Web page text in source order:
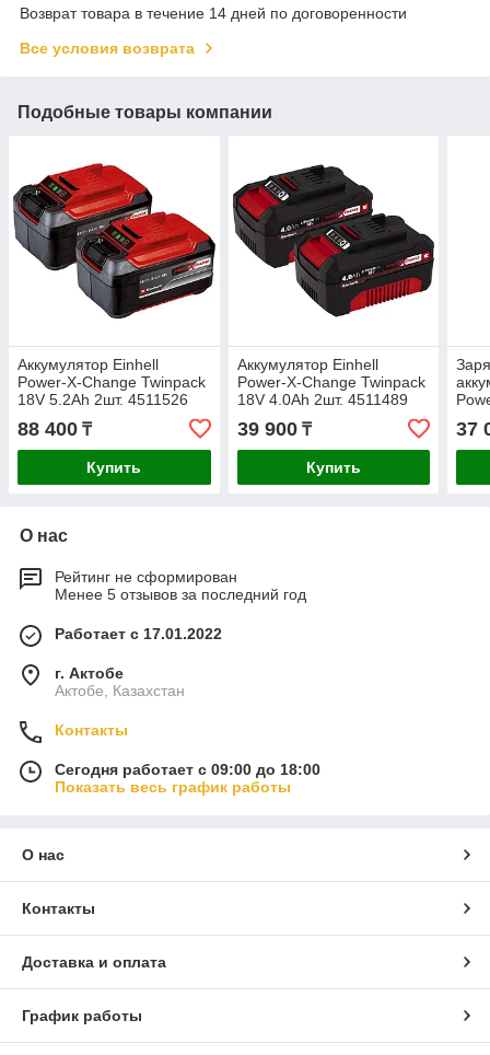
Возврат товара в течение 14 дней по договоренности
Все условия возврата
Подобные товары компании
Аккумулятор Einhell
Power-X-Change Twinpack
18V 5.2Ah 2шт. 4511526
88 400 ₸
Купить
Аккумулятор Einhell
Power-X-Change Twinpack
18V 4.0Ah 2шт. 4511489
39 900₸
Купить
37
О нас
Рейтинг не сформирован
Менее 5 отзывов за последний год
Работает с 17.01.2022
г. Актобе
Актобе, Казахстан
Контакты
Сегодня работает с 09:00 до 18:00
Показать весь график работы
О нас
Контакты
Доставка и оплата
График работы